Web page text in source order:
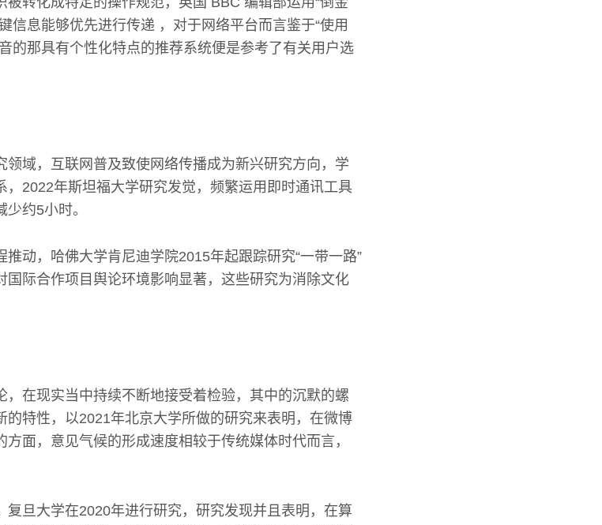
信息能够优先进行传递 ，对于网络平台而言鉴于“使用
的那具有个性化特点的推荐系统便是参考了有关用户选
域，互联网普及致使网络传播成为新兴研究方向，学
2022年斯坦福大学研究发觉，频繁运用即时通讯工具
约5小时。
动，哈佛大学肯尼迪学院2015年起跟踪研究“一带一路”
国际合作项目舆论环境影响显著，这些研究为消除文化
，在现实当中持续不断地接受着检验，其中的沉默的螺
特性，以2021年北京大学所做的研究来表明，在微博
面，意见气候的形成速度相较于传统媒体时代而言，
复旦大学在2020年进行研究，研究发现并且表明，在算